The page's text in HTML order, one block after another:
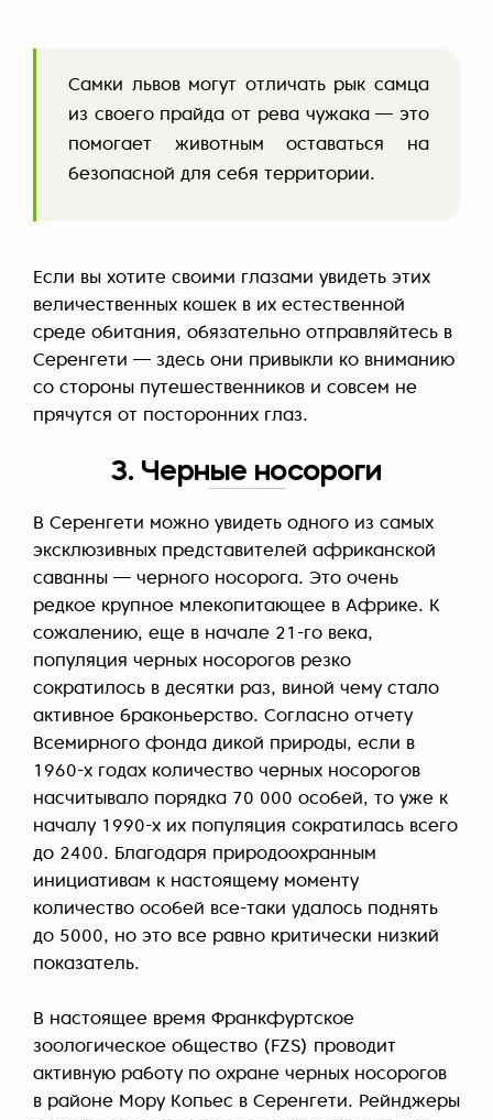
Самки львов могут отличать рык самца
из своего прайда от рева чужака — это
помогает животным оставаться на
безопасной для себя территории.
Если вы хотите своими глазами увидеть этих
величественных кошек в их естественной
среде обитания, обязательно отправляйтесь в
Серенгети — здесь они привыкли ко вниманию
со стороны путешественников и совсем не
прячутся от посторонних глаз.
3. Черные носороги
В Серенгети можно увидеть одного из самых
эксклюзивных представителей африканской
саванны — черного носорога. Это очень
редкое крупное млекопитающее в Африке. К
сожалению, еще в начале 21-го века,
популяция черных носорогов резко
сократилось в десятки раз, виной чему стало
активное браконьерство. Согласно отчету
Всемирного фонда дикой природы, если в
1960-х годах количество черных носорогов
насчитывало порядка 70 000 особей, то уже к
началу 1990-х их популяция сократилась всего
до 2400. Благодаря природоохранным
инициативам к настоящему моменту
количество особей все-таки удалось поднять
до 5000, но это все равно критически низкий
показатель.
В настоящее время Франкфуртское
зоологическое общество (FZS) проводит
активную работу по охране черных носорогов
в районе Мору Копьес в Серенгети. Рейнджеры